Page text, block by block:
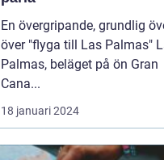
En övergripande, grundlig
över "flyga till Las Palmas" Las
Palmas, beläget på ön Gran
Cana...
18 januari 2024